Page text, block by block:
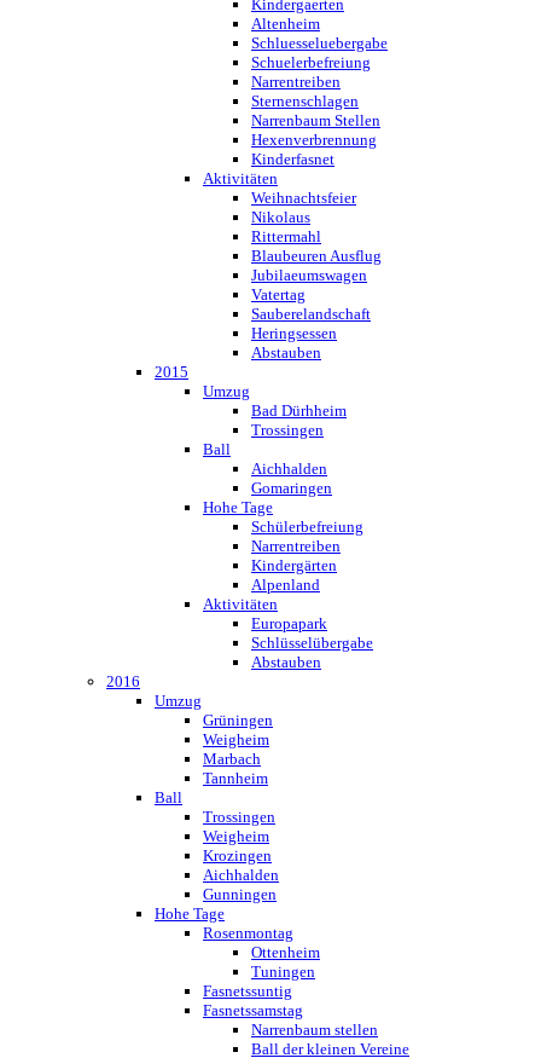
Kindergaerten
Altenheim
Schluesseluebergabe
Schuelerbefreiung
Narrentreiben
Sternenschlagen
Narrenbaum Stellen
Hexenverbrennung
Kinderfasnet
Aktivitäten
Weihnachtsfeier
Nikolaus
Rittermahl
Blaubeuren Ausflug
Jubilaeumswagen
Vatertag
Sauberelandschaft
Heringsessen
Abstauben
2015
Umzug
Bad Dürhheim
Trossingen
Ball
Aichhalden
Gomaringen
Hohe Tage
Schülerbefreiung
Narrentreiben
Kindergärten
Alpenland
Aktivitäten
Europapark
Schlüsselübergabe
Abstauben
2016
Umzug
Grüningen
Weigheim
Marbach
Tannheim
Ball
Trossingen
Weigheim
Krozingen
Aichhalden
Gunningen
Hohe Tage
Rosenmontag
Ottenheim
Tuningen
Fasnetssuntig
Fasnetssamstag
Narrenbaum stellen
Ball der kleinen Vereine